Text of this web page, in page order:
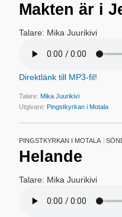
Makten är i
Talare: Mika Juurikivi
Direktlänk till MP3-fil!
Talare:Mika Juurikivi
Utgivare:Pingstkyrkan i Motala
PINGSTKYRKAN I MOTALA
Helande
Talare: Mika Juurikivi